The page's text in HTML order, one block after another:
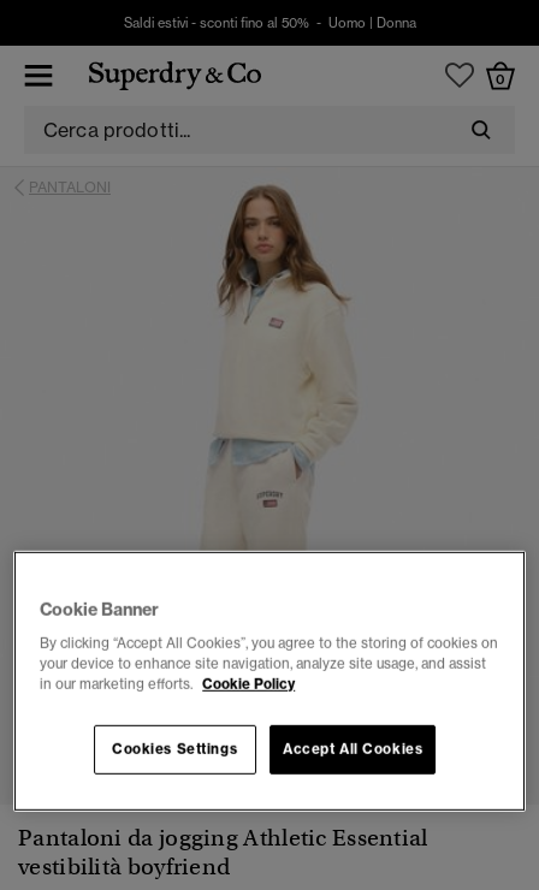
Saldi estivi - sconti fino al 50% - Uomo Donna
0
PANTALONI
2 6 7
Pantaloni da jogging Athletic Essential
vestibilità boyfriend
Cookie Banner
By clicking “Accept All Cookies”, you agree to the storing of cookies on
your device to enhance site navigation, analyze site usage, and assist
in our marketing efforts. Cookie Policy
Cookies Settings Accept All Cookies